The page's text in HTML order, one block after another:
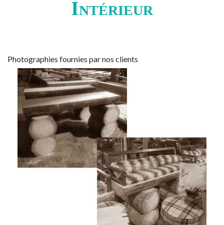
Intérieur
Photographies fournies par nos clients